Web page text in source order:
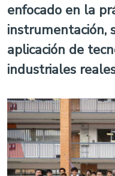
enfocado en la
instrumentación,
aplicación de
industriales